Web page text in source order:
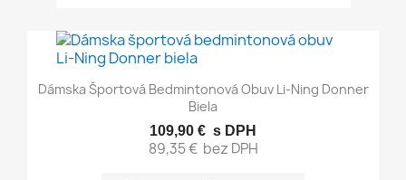
Dámska Športová Bedmintonová Obuv Li-Ning Donner
Biela
109,90 € s DPH
89,35 € bez DPH